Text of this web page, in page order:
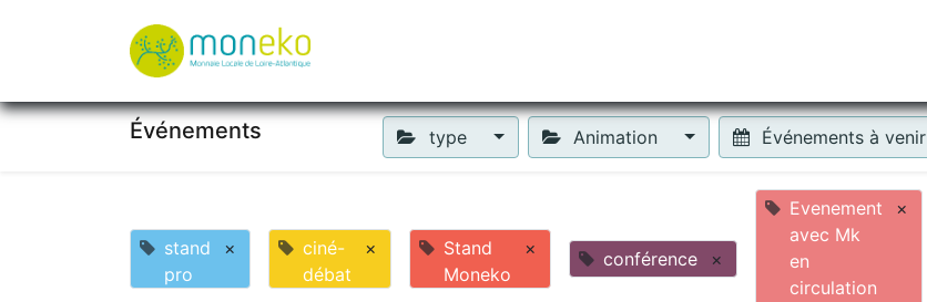
Événements type Animation Événements à venir
stand
pro
×
ciné-
débat
×
Stand
Moneko
× conférence ×
Evenement
avec Mk
en
circulation
×